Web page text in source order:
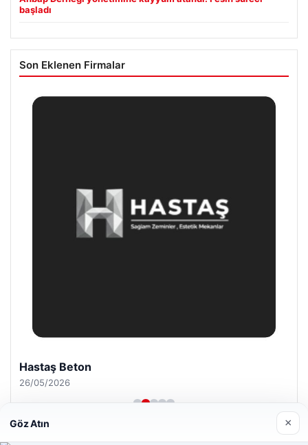
başladı
Son Eklenen Firmalar
Hastaş Beton
26/05/2026
Göz Atın ×